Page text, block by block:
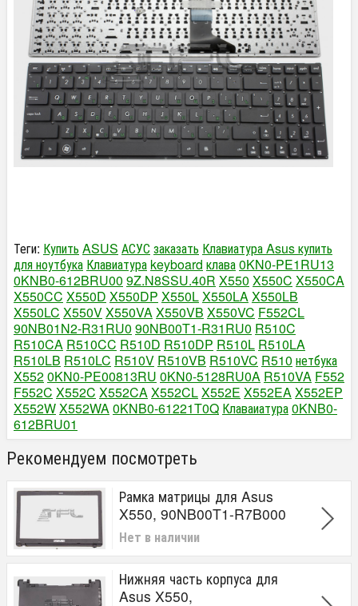
Теги: Купить ASUS АСУС заказать Клавиатура Asus купить
для ноутбука Клавиатура keyboard клава0KN0-PE1RU13
0KNB0-612BRU00 9Z.N8SSU.40R X550 X550C X550CA
X550CC X550D X550DP X550LX550LAX550LB
X550LC X550VX550VAX550VB X550VC F552CL
90NB01N2-R31RU0 90NB00T1-R31RU0 R510C
R510CA R510CC R510D R510DP R510L R510LA
R510LB R510LC R510V R510VB R510VC R510 нетбука
X5520KN0-PE00813RU 0KN0-5128RU0A R510VA F552
F552C X552C X552CAX552CLX552E X552EAX552EP
X552WX552WA0KNB0-61221T0Q Клаваиатура0KNB0-
612BRU01
Рекомендуем посмотреть
Рамка матрицы для Asus
X550, 90NB00T1-R7B000
Нет в наличии
Нижняя часть корпуса для
Asus X550,